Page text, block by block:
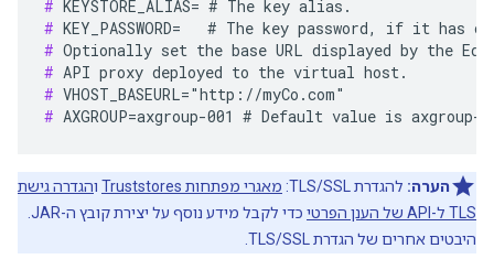
#
#
#
#
#
# AXGROUP=axgroup-001 # Default value is axgroup-
הערה: להגדרת TLS/SSL: מאגרי מפתחות Truststores והגדרה גישת
TLS ל-API של הענן הפרטי
היבטים אחרים של הגדרת TLS/SSL.